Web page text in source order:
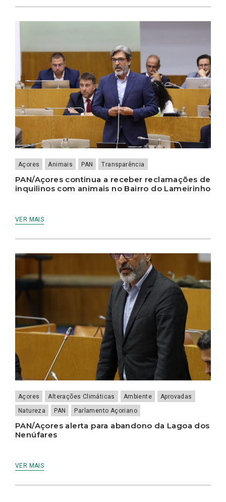
Açores Animais PAN Transparência
PAN/Açores continua a receber reclamações de
inquilinos com animais no Bairro do Lameirinho
VER MAIS
Açores Alterações Climáticas Ambiente
Aprovadas
Natureza
PAN Parlamento Açoriano
PAN/Açores alerta para abandono da Lagoa dos
Nenúfares
VER MAIS